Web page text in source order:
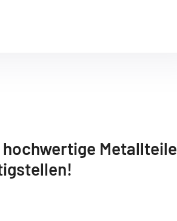
hochwertige Metallteile